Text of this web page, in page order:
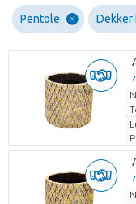
Pentole Dekker